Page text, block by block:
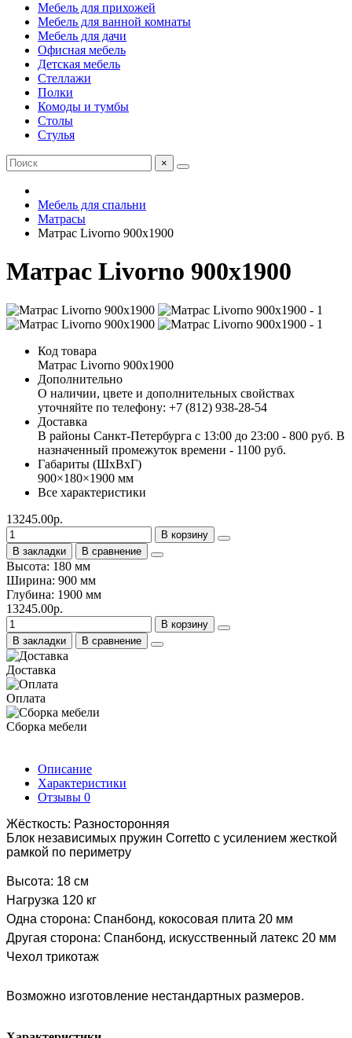
Мебель для прихожей
Мебель для ванной комнаты
Мебель для дачи
Офисная мебель
Детская мебель
Стеллажи
Полки
Комоды и тумбы
Столы
Стулья
×
Мебель для спальни
Матрасы
Матрас Livorno 900х1900
Матрас Livorno 900х1900
Код товара
Матрас Livorno 900х1900
Дополнительно
О наличии, цвете и дополнительных свойствах
уточняйте по телефону: +7 (812) 938-28-54
Доставка
В районы Санкт-Петербурга с 13:00 до 23:00 - 800 руб. В
назначенный промежуток времени - 1100 руб.
Габариты (ШхВхГ)
900×180×1900 мм
Все характеристики
13245.00р.
В корзину
В закладки
В сравнение
Высота: 180 мм
Ширина: 900 мм
Глубина: 1900 мм
13245.00р.
В корзину
В закладки
В сравнение
Доставка
Оплата
Сборка мебели
Описание
Характеристики
Отзывы 0
Жёсткость: Разносторонняя
Блок независимых пружин Corretto с усилением жесткой
рамкой по периметру
Высота: 18 см
Нагрузка 120 кг
Одна сторона: Спанбонд, кокосовая плита 20 мм
Другая сторона: Спанбонд, искусственный латекс 20 мм
Чехол трикотаж
Возможно изготовление нестандартных размеров.